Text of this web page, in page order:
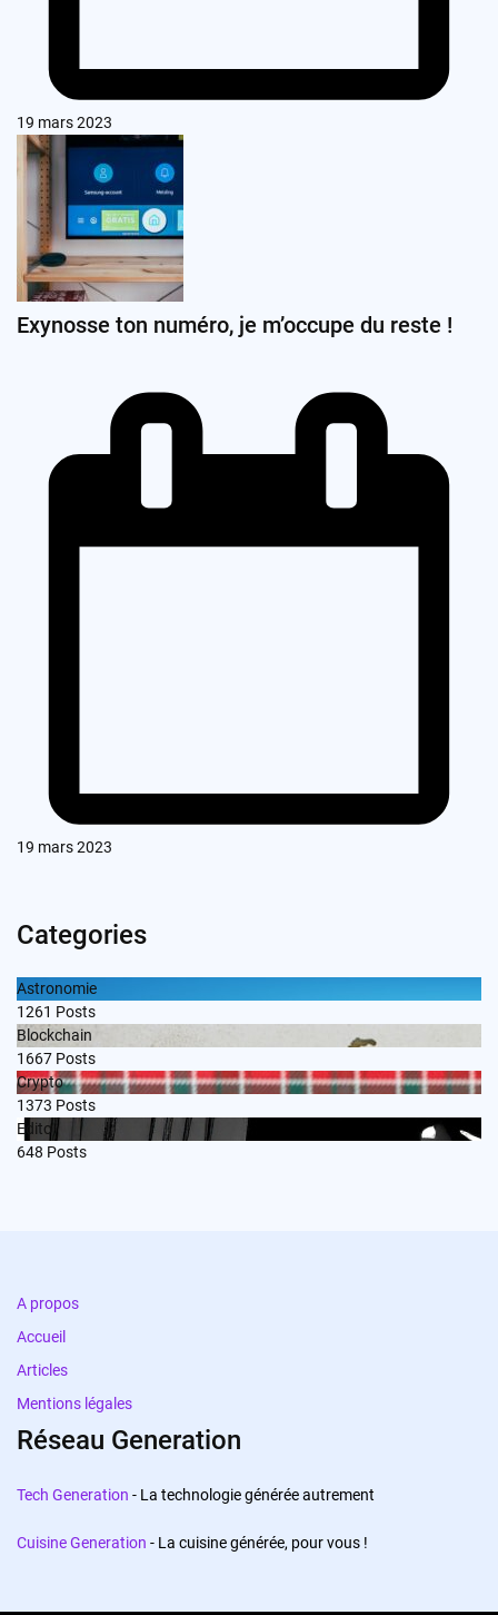
19 mars 2023
Exynosse ton numéro, je m’occupe du reste !
19 mars 2023
Categories
Astronomie
1261 Posts
Blockchain
1667 Posts
Crypto
1373 Posts
Edito
648 Posts
A propos
Accueil
Articles
Mentions légales
Réseau Generation
Tech Generation - La technologie générée autrement
Cuisine Generation - La cuisine générée, pour vous !